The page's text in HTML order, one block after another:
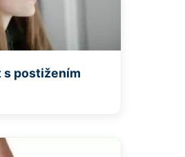
s postižením